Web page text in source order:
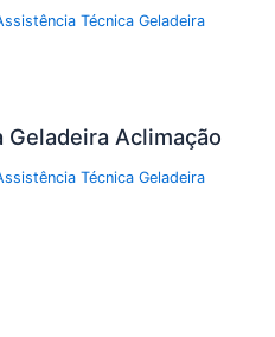
Técnica Geladeira
Aclimação
Técnica Geladeira